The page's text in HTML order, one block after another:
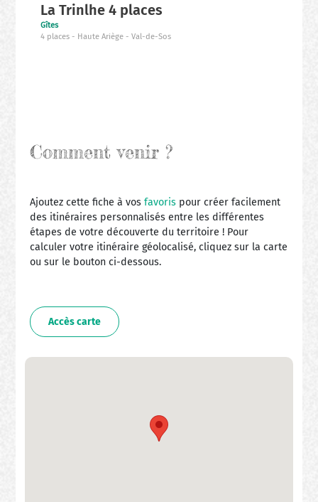
La Trinlhe 4 places
Gîtes
4 places
Haute Ariège Val-de-Sos
Comment venir ?
Ajoutez cette fiche à vosfavoris pour créer facilement
des itinéraires personnalisés entre les différentes
étapes de votre découverte du territoire ! Pour
calculer votre itinéraire géolocalisé, cliquez sur la carte
ou sur le bouton ci-dessous.
Accès carte